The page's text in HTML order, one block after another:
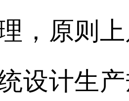
，原则
设计生